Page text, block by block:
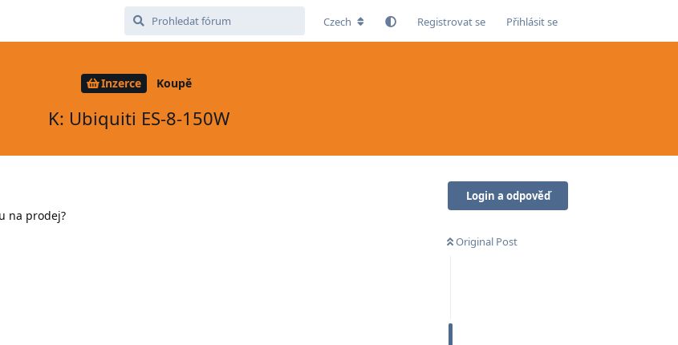
Czech Registrovat se Přihlásit se
Inzerce Koupě
K: Ubiquiti ES-8-150W
Login a odpověď
Original Post
na prodej?